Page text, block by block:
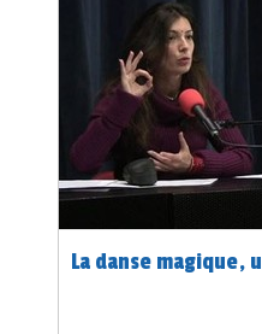
La danse magique,